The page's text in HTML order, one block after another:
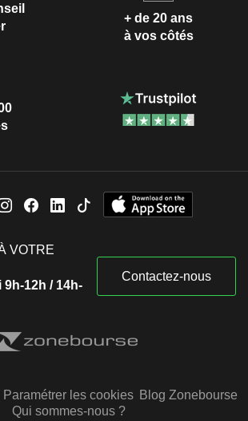
+ de 20 ans
à vos côtés
VOTRE
9h-12h / 14h-
Contactez-nous
Paramétrer les cookies Blog Zonebourse
Qui sommes-nous ?